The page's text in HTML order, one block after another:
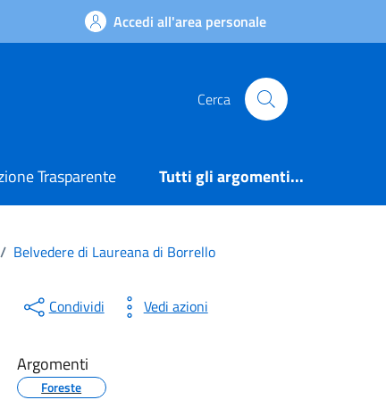
Accedi all'area personale
Cerca
Trasparente Tutti gli argomenti...
/ Belvedere di Laureana di Borrello
Condividi Vedi azioni
Argomenti
Foreste